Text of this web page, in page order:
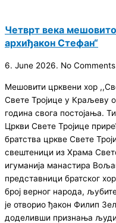
Четврт века
архиђакон Стефан“
6. June 2026. No Comments
Мешовити црквени хор
Свете Тројице у Краљеву
година свога постојања.
Цркви Свете Тројице
братства цркве Свете
свештеници из Храма
игуманија манастира
представници братског
број верног народа,
је отворио ђакон Филип
доделивши признања